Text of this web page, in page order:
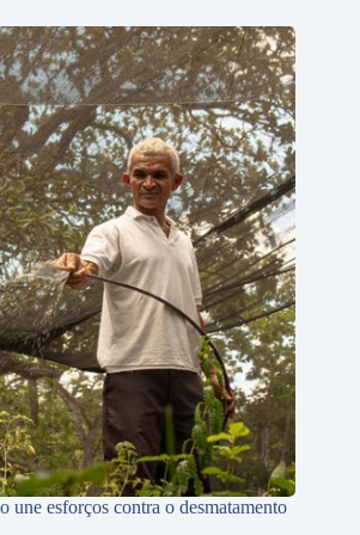
une esforços contra o desmatamento